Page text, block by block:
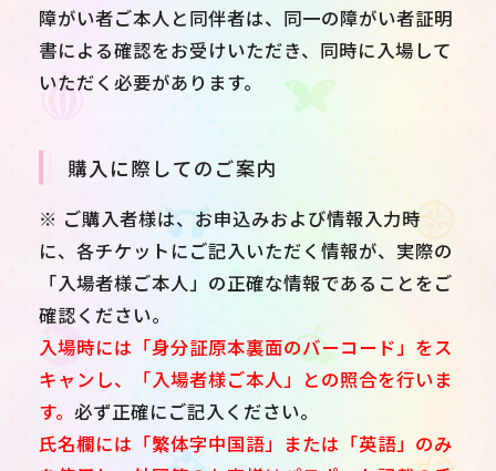
障がい者ご本人と同伴者は、同一の障がい者証明
書による確認をお受けいただき、同時に入場して
いただく必要があります。
購入に際してのご案内
※ ご購入者様は、お申込みおよび情報入力時
に、各チケットにご記入いただく情報が、実際の
「入場者様ご本人」の正確な情報であることをご
確認ください。
入場時には「身分証原本裏面のバーコード」をス
キャンし、「入場者様ご本人」との照合を行いま
す。 必ず正確にご記入ください。
氏名欄には「繁体字中国語」または「英語」のみ